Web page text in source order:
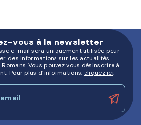
vous à la newsletter
e-mail sera uniquement utilisée pour
des informations sur les actualités
Vous pouvez vous désinscrire à
Pour plus d’informations, cliquez ici.